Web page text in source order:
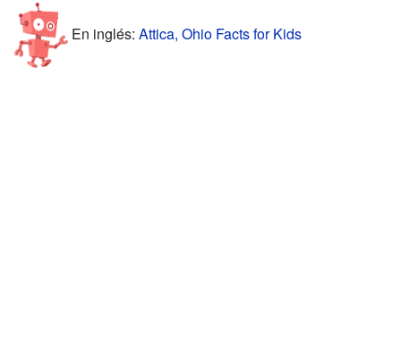
En inglés: Attica, Ohio Facts for Kids